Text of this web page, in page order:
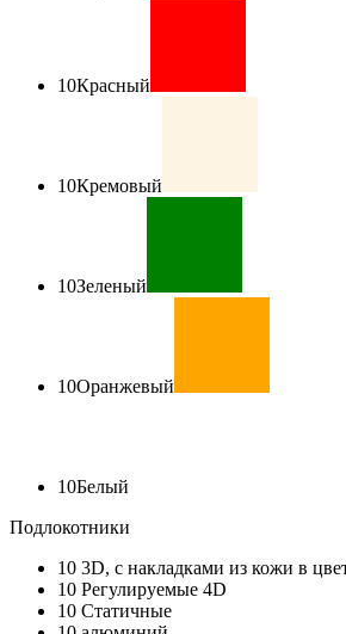
10Красный
10Кремовый
10Зеленый
10Оранжевый
10Белый
Подлокотники
10 3D, с накладками из кожи в
10 Регулируемые 4D
10 Статичные